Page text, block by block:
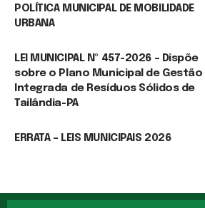
POLÍTICA MUNICIPAL DE MOBILIDADE
URBANA
LEI MUNICIPAL Nº 457-2026 – Dispõe
sobre o Plano Municipal de Gestão
Integrada de Resíduos Sólidos de
Tailândia-PA
ERRATA – LEIS MUNICIPAIS 2026